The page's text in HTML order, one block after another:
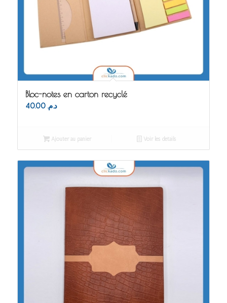
Bloc-notes en carton recyclé
د.م. 40.00
Ajouter au panier Voir les détails